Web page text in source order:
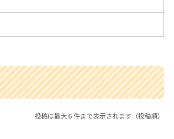
投稿は最大６件まで表示されます（投稿順）